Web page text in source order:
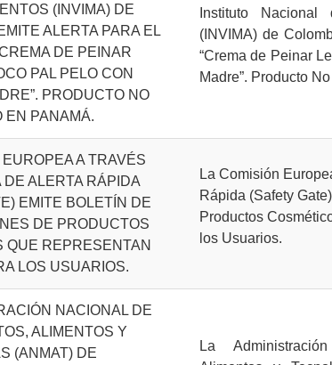
(INVIMA) DE
ALERTA PARA EL
DE PEINAR
PAL PELO CON
PRODUCTO NO
EN PANAMÁ.
Instituto
(INVIMA) de
“Crema de Peinar
Madre”. Producto
EUROPEA A TRAVÉS
DE ALERTA RÁPIDA
EMITE BOLETÍN DE
DE PRODUCTOS
QUE REPRESENTAN
LOS USUARIOS.
La Comisión
Rápida (Safety
Productos
los Usuarios.
NACIONAL DE
ALIMENTOS Y
(ANMAT) DE
La